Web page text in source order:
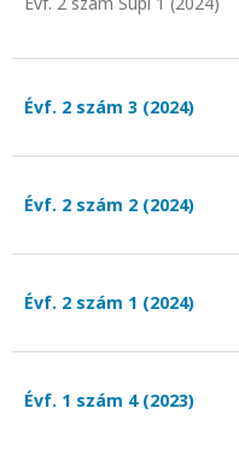
Évf. 2 szám 3 (2024)
Évf. 2 szám 2 (2024)
Évf. 2 szám 1 (2024)
Évf. 1 szám 4 (2023)